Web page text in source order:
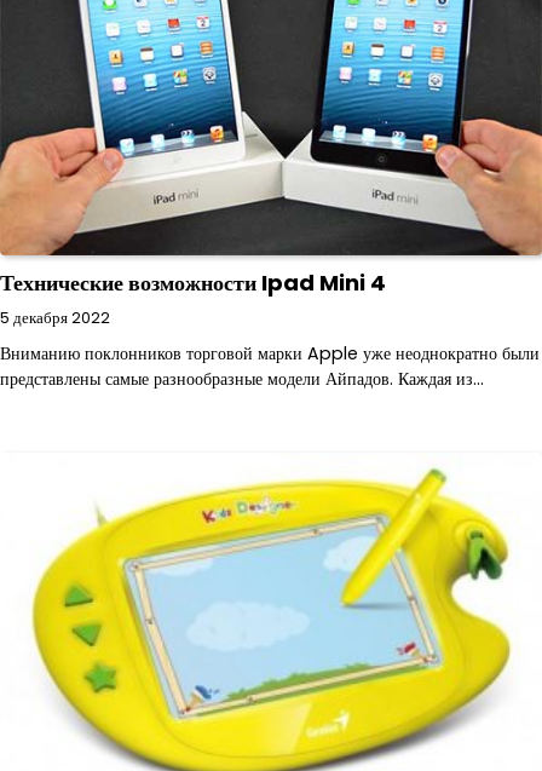
Технические возможности Ipad Mini 4
5 декабря 2022
Вниманию поклонников торговой марки Apple уже неоднократно были
представлены самые разнообразные модели Айпадов. Каждая из…